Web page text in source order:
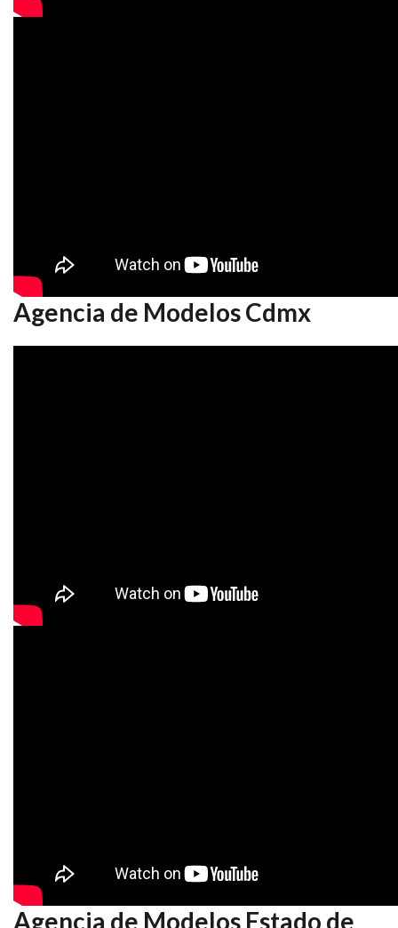
Agencia de Modelos Cdmx
Agencia de Modelos Estado de